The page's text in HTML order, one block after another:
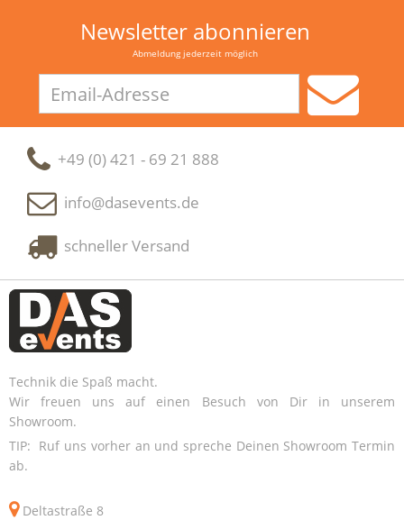
Newsletter abonnieren
Abmeldung jederzeit möglich
Adresse
+49 (0) 421 - 69 21 888
info@dasevents.de
schneller Versand
Technik die Spaß macht.
Wir freuen uns auf einen Besuch von Dir in unserem
Showroom.
TIP: Ruf uns vorher an und spreche Deinen Showroom Termin
ab.
Deltastraße 8